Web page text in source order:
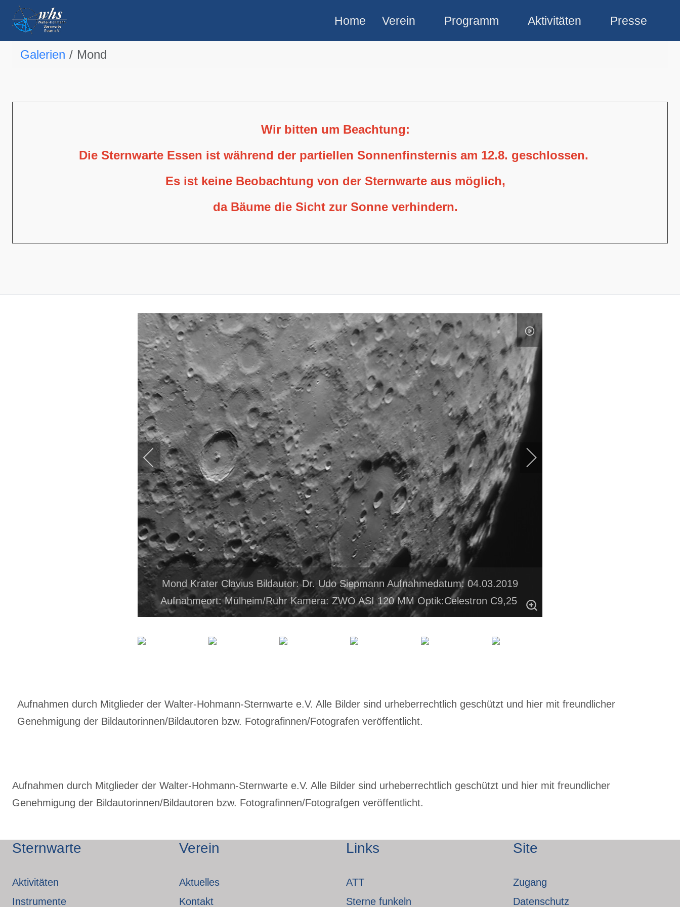
Home Verein Programm Aktivitäten Presse
Galerien Mond
Wir bitten um Beachtung:
Die Sternwarte Essen ist während der partiellen Sonnenfinsternis am 12.8. geschlossen.
Es ist keine Beobachtung von der Sternwarte aus möglich,
da Bäume die Sicht zur Sonne verhindern.
Mond Krater Clavius Bildautor: Dr. Udo Siepmann Aufnahmedatum: 04.03.2019
Aufnahmeort: Mülheim/Ruhr Kamera: ZWO ASI 120 MM Optik:Celestron C9,25
Aufnahmen durch Mitglieder der Walter-Hohmann-Sternwarte e.V. Alle Bilder sind urheberrechtlich geschützt und hier mit freundlicher
Genehmigung der Bildautorinnen/Bildautoren bzw. Fotografinnen/Fotografen veröffentlicht.
Aufnahmen durch Mitglieder der Walter-Hohmann-Sternwarte e.V. Alle Bilder sind urheberrechtlich geschützt und hier mit freundlicher
Genehmigung der Bildautorinnen/Bildautoren bzw. Fotografinnen/Fotografgen veröffentlicht.
Sternwarte
Aktivitäten
Instrumente
Verein
Aktuelles
Kontakt
Links
ATT
Sterne funkeln
Site
Zugang
Datenschutz